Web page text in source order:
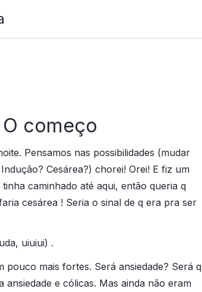
começo
Pensamos nas possibilidades (mudar
Cesárea?) chorei! Orei! E fiz um
caminhado até aqui, então queria q
cesárea ! Seria o sinal de q era pra ser
uiuiui) .
pouco mais fortes. Será ansiedade? Será q
e cólicas. Mas ainda não eram